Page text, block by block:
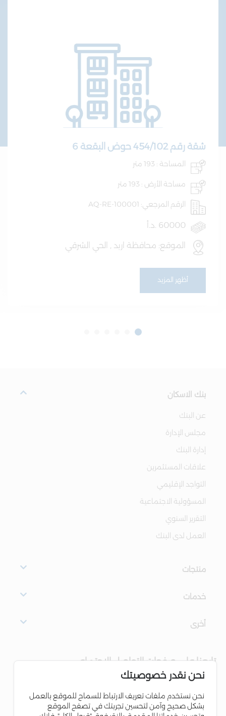
شقة رقم 454/102 حوض البقعة 6
المساحة : 193 متر
مساحة الأرض : 193 متر
الرقم المرجعي: AQ-RE-100001
60000 .د.أ
الموقع: محافظة اربد , الحي الشرقي
أظهر المزيد
بنك الاسكان
عن البنك
مجلس الإدارة
إدارة البنك
علاقات المستثمرين
التواجد الإقليمي
المسؤولية الاجتماعية
التقرير السنوي
العمل لدى البنك
منتجات
خدمات
أخرى
تابعنا على صفحات التواصل الاجتماعي
نحن نقدر خصوصيتك
نحن نستخدم ملفات تعريف الارتباط للسماح للموقع بالعمل
بشكل صحيح وآمن لتحسين تجربتك في تصفح الموقع